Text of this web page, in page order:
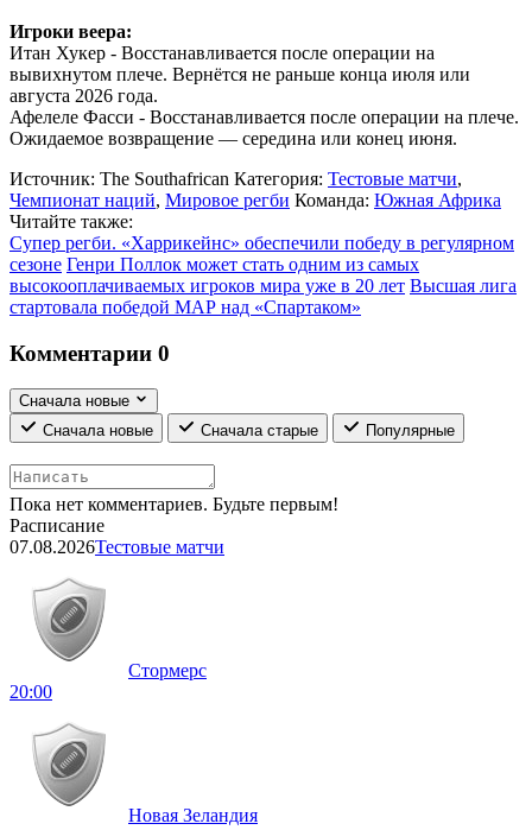
Игроки веера:
Итан Хукер - Восстанавливается после операции на
вывихнутом плече. Вернётся не раньше конца июля или
августа 2026 года.
Афелеле Фасси - Восстанавливается после операции на плече.
Ожидаемое возвращение — середина или конец июня.
Источник: The Southafrican Категория: Тестовые матчи,
Чемпионат наций, Мировое регби Команда: Южная Африка
Читайте также:
Супер регби. «Харрикейнс» обеспечили победу в регулярном
сезоне Генри Поллок может стать одним из самых
высокооплачиваемых игроков мира уже в 20 лет Высшая лига
стартовала победой МАР над «Спартаком»
Комментарии 0
Сначала новые
Сначала новые
Сначала старые Популярные
Пока нет комментариев. Будьте первым!
Расписание
07.08.2026Тестовые матчи
Стормерс
20:00
Новая Зеландия